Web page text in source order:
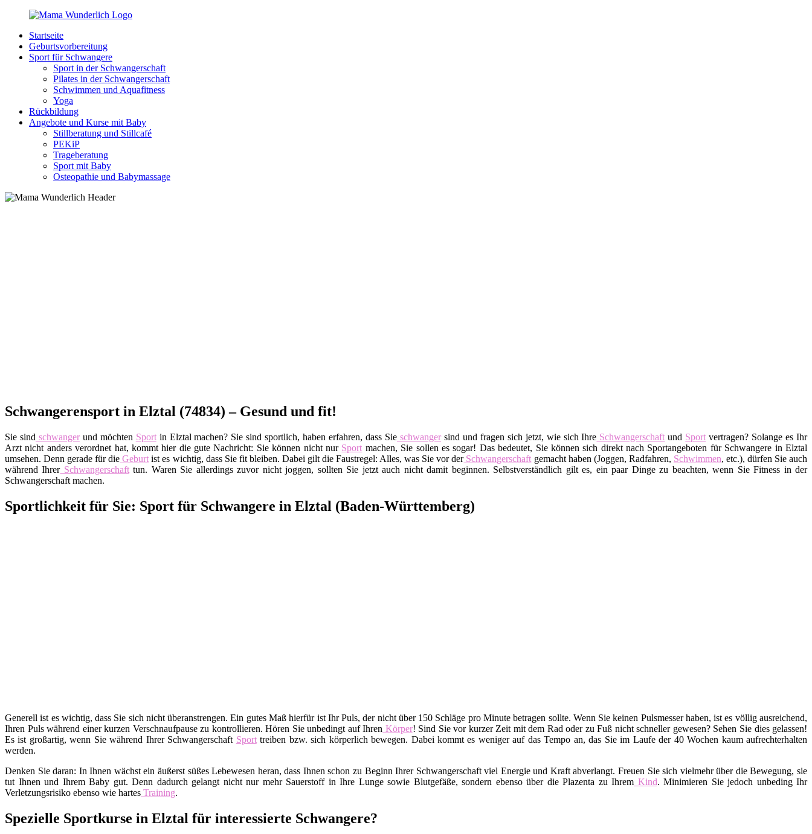
Zurück
Inhalt
MamaWunderlich.de
Mutti
sein
wunderbar!
Startseite
Geburtsvorbereitung
Sport für Schwangere
Sport in der Schwangerschaft
Pilates in der Schwangerschaft
Schwimmen und Aquafitness
Yoga
Rückbildung
Angebote und Kurse mit Baby
Stillberatung und Stillcafé
PEKiP
Trageberatung
Sport mit Baby
Osteopathie und Babymassage
Schwangerensport in Elztal (74834) – Gesund und fit!
Sie sind schwangerund möchten Sportin Elztal machen? Sie sind sportlich, haben erfahren, dass Sie schwangersind und fragen sich jetzt, wie sich Ihre Schwangerschaft und Sport vertragen? Solange es Ihr
Arzt nicht anders verordnet hat, kommt hier die gute Nachricht: Sie können nicht nur Sport machen, Sie sollen es sogar! Das bedeutet, Sie können sich direkt nach Sportangeboten für Schwangere in Elztal
umsehen. Denn gerade für die Geburt ist es wichtig, dass Sie fit bleiben. Dabei gilt die Faustregel: Alles, was Sie vor derSchwangerschaft gemacht haben (Joggen, Radfahren, Schwimmen, etc.), dürfen Sie auch
während IhrerSchwangerschafttun. Waren Sie allerdings zuvor nicht joggen, sollten Sie jetzt auch nicht damit beginnen. Selbstverständlich gilt es, ein paar Dinge zu beachten, wenn Sie Fitness in der
Schwangerschaft machen.
Sportlichkeit für Sie: Sport für Schwangere in Elztal (Baden-Württemberg)
Generell ist es wichtig, dass Sie sich nicht überanstrengen. Ein gutes Maß hierfür ist Ihr Puls, der nicht über 150 Schläge pro Minute betragen sollte. Wenn Sie keinen Pulsmesser haben, ist es völlig ausreichend,
Ihren Puls während einer kurzen Verschnaufpause zu kontrollieren. Hören Sie unbedingt auf Ihren Körper! Sind Sie vor kurzer Zeit mit dem Rad oder zu Fuß nicht schneller gewesen? Sehen Sie dies gelassen!
Es ist großartig, wenn Sie während Ihrer Schwangerschaft Sporttreiben bzw. sich körperlich bewegen. Dabei kommt es weniger auf das Tempo an, das Sie im Laufe der 40 Wochen kaum aufrechterhalten
werden.
Denken Sie daran: In Ihnen wächst ein äußerst süßes Lebewesen heran, dass Ihnen schon zu Beginn Ihrer Schwangerschaft viel Energie und Kraft abverlangt. Freuen Sie sich vielmehr über die Bewegung, sie
tut Ihnen und Ihrem Baby gut. Denn dadurch gelangt nicht nur mehr Sauerstoff in Ihre Lunge sowie Blutgefäße, sondern ebenso über die Plazenta zu Ihrem Kind. Minimieren Sie jedoch unbeding Ihr
Verletzungsrisiko ebenso wie hartes Training.
Spezielle Sportkurse in Elztal für interessierte Schwangere?